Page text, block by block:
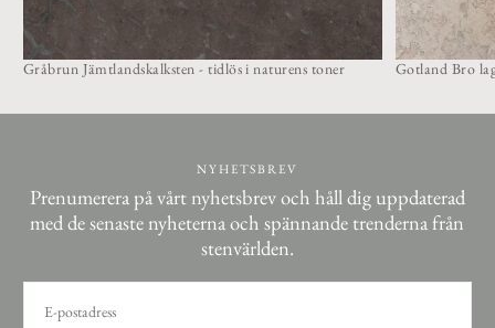
Gråbrun Jämtlandskalksten - tidlös i naturens toner Gotland Bro
NYHETSBREV
Prenumerera på vårt nyhetsbrev och håll dig uppdaterad
med de senaste nyheterna och spännande trenderna från
stenvärlden.
POST